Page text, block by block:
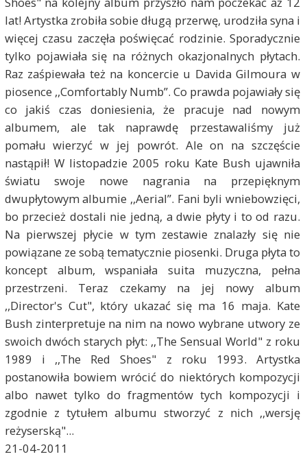
lat! Artystka zrobiła sobie długą przerwę, urodziła syna i
więcej czasu zaczęła poświęcać rodzinie. Sporadycznie
tylko pojawiała się na różnych okazjonalnych płytach.
Raz zaśpiewała też na koncercie u Davida Gilmoura w
piosence ,,Comfortably Numb”. Co prawda pojawiały się
co jakiś czas doniesienia, że pracuje nad nowym
albumem, ale tak naprawdę przestawaliśmy już
pomału wierzyć w jej powrót. Ale on na szczęście
nastąpił! W listopadzie 2005 roku Kate Bush ujawniła
światu swoje nowe nagrania na przepięknym
dwupłytowym albumie ,,Aerial”. Fani byli wniebowzięci,
bo przecież dostali nie jedną, a dwie płyty i to od razu.
Na pierwszej płycie w tym zestawie znalazły się nie
powiązane ze sobą tematycznie piosenki. Druga płyta to
koncept album, wspaniała suita muzyczna, pełna
przestrzeni. Teraz czekamy na jej nowy album
,,Director's Cut", który ukazać się ma 16 maja. Kate
Bush zinterpretuje na nim na nowo wybrane utwory ze
swoich dwóch starych płyt: ,,The Sensual World" z roku
1989 i ,,The Red Shoes" z roku 1993. Artystka
postanowiła bowiem wrócić do niektórych kompozycji
albo nawet tylko do fragmentów tych kompozycji i
zgodnie z tytułem albumu stworzyć z nich ,,wersję
reżyserską"...
21-04-2011